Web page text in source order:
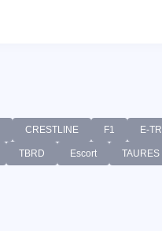
CRESTLINE F1 E-
TBRD Escort TAURES